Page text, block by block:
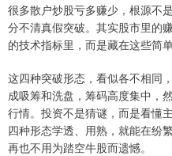
很多散户炒股亏多赚少，根源不
分不清真假突破。其实股市里的
的技术指标里，而是藏在这些简
这四种突破形态，看似各不相同
成吸筹和洗盘，筹码高度集中，
行情。投资不是猜谜，而是看懂
四种形态学透、用熟，就能在纷
再也不用为踏空牛股而遗憾。